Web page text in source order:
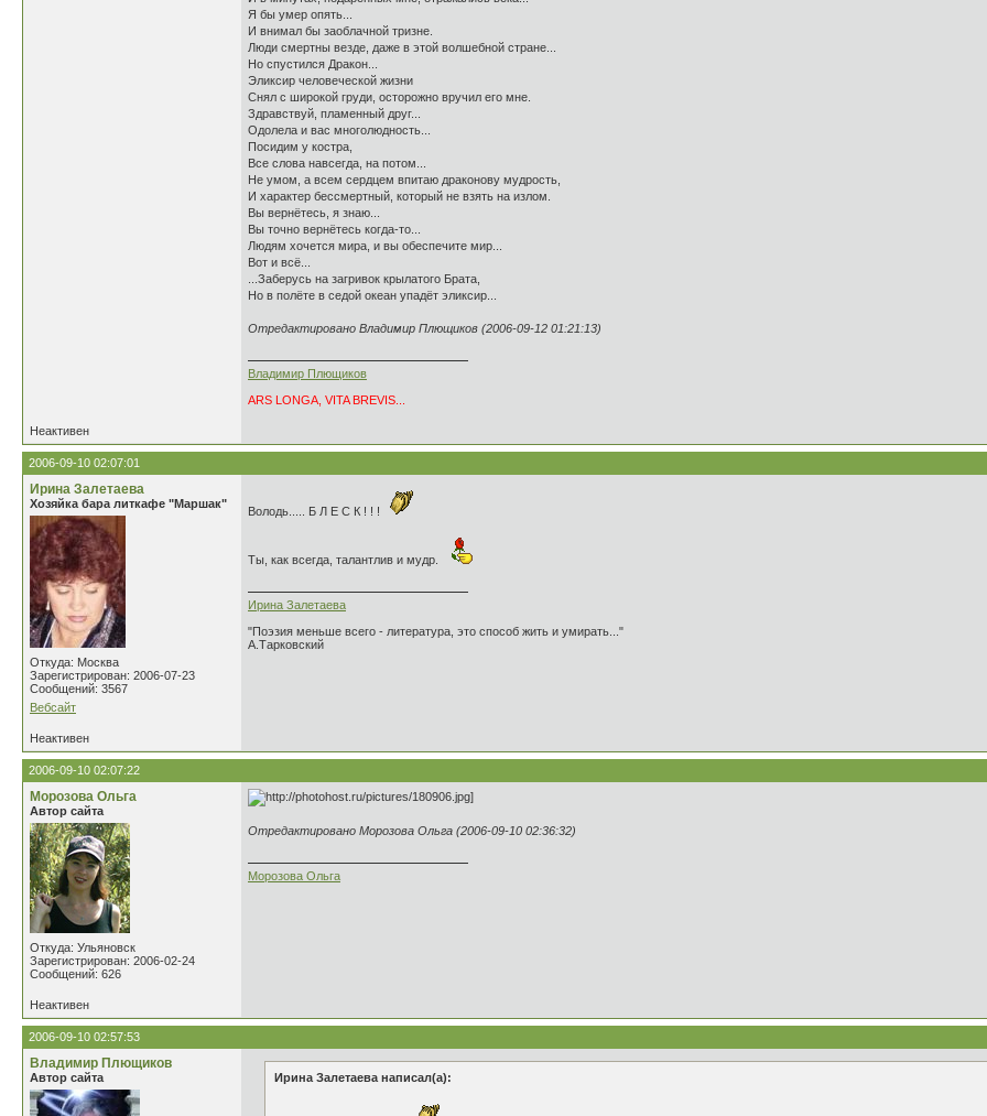
Я бы умер опять...
И внимал бы заоблачной тризне.
Люди смертны везде, даже в этой волшебной стране...
Но спустился Дракон...
Эликсир человеческой жизни
Снял с широкой груди, осторожно вручил его мне.
Здравствуй, пламенный друг...
Одолела и вас многолюдность...
Посидим у костра,
Все слова навсегда, на потом...
Не умом, а всем сердцем впитаю драконову мудрость,
И характер бессмертный, который не взять на излом.
Вы вернётесь, я знаю...
Вы точно вернётесь когда-то...
Людям хочется мира, и вы обеспечите мир...
Вот и всё...
...Заберусь на загривок крылатого Брата,
Но в полёте в седой океан упадёт эликсир...
Отредактировано Владимир Плющиков (2006-09-12 01:21:13)
Владимир Плющиков
ARS LONGA, VITA BREVIS...
Неактивен
2006-09-10 02:07:01
Ирина Залетаева
Хозяйка бара литкафе "Маршак"
Откуда: Москва
Зарегистрирован: 2006-07-23
Сообщений: 3567
Вебсайт
Володь..... Б Л Е С К ! ! !
Ты, как всегда, талантлив и мудр.
Ирина Залетаева
"Поэзия меньше всего - литература, это способ жить и умирать..."
А.Тарковский
Неактивен
2006-09-10 02:07:22
Морозова Ольга
Автор сайта
Откуда: Ульяновск
Зарегистрирован: 2006-02-24
Сообщений: 626
Отредактировано Морозова Ольга (2006-09-10 02:36:32)
Морозова Ольга
Неактивен
2006-09-10 02:57:53
Владимир Плющиков
Автор сайта Ирина Залетаева написал(а):